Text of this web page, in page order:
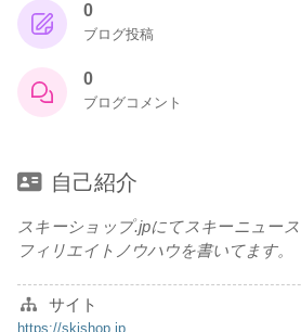
0
ブログ投稿
0
ブログコメント
自己紹介
スキーショップ.jpにてスキーニュー
フィリエイトノウハウを書いてます。
サイト
https://skishop.jp